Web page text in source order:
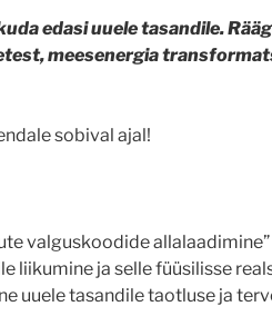
edasi uuele tasandile.
meesenergia
sobival ajal!
valguskoodide allalaadimine”
liikumine ja selle füüsilisse
uuele tasandile taotluse ja